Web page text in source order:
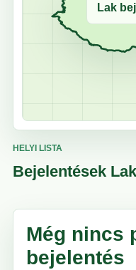
Lak
HELYI LISTA
Bejelentések
Még nincs
bejelentés